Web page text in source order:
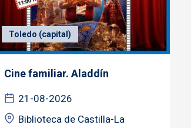
Toledo (capital)
Cine familiar. Aladdín
21-08-2026
Biblioteca de Castilla-La